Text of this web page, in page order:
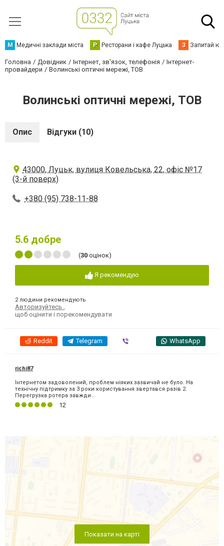
М Медичні заклади міста Р Ресторани і кафе Луцька З Запитай
Головна Довідник Інтернет, зв'язок, телефонія
Інтернет-
провайдери
Волинські оптичні мережі, ТОВ
Волинські оптичні мережі, ТОВ
Опис Відгуки (10)
43000, Луцьк, вулиця Ковельська, 22, офіс №17
(3-й поверх)
+380 (95) 738-11-88
5.6 добре
(30 оцінок)
Я рекомендую
2 людини рекомендують
Авторизуйтесь
щоб оцінити і порекомендувати
Reddit Telegram WhatsApp
richi87
Інтернетом задоволений, проблем ніяких зазвичай не було. На
технічну підтримку за 3 роки користування звертався разів 2.
Перегрузка ротера завжди...
12
Показати на карті